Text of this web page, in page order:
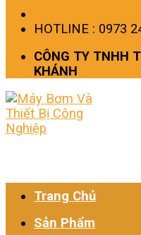
HOTLINE : 0973
CÔNG TY TNHH
KHÁNH
Trang Chủ
Sản Phẩm